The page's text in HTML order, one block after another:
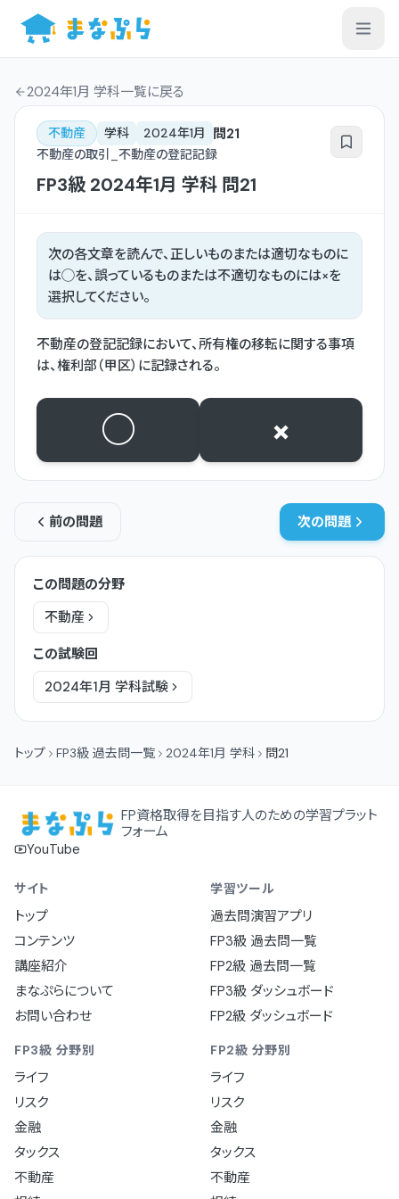
2024年1月 学科一覧に戻る
不動産 学科 2024年1月 問21
不動産の取引_不動産の登記記録
FP3級 2024年1月 学科 問21
次の各文章を読んで、正しいものまたは適切なものに
は◯を、誤っているものまたは不適切なものには×を
選択してください。
不動産の登記記録において、所有権の移転に関する事項
は、権利部（甲区）に記録される。
○ ×
前の問題 次の問題
この問題の分野
不動産
この試験回
2024年1月 学科試験
トップ FP3級 過去問一覧 2024年1月 学科 問21
FP資格取得を目指す人のための学習プラット
フォーム
YouTube
サイト
トップ
コンテンツ
講座紹介
まなぷらについて
お問い合わせ
学習ツール
過去問演習アプリ
FP3級 過去問一覧
FP2級 過去問一覧
FP3級 ダッシュボード
FP2級 ダッシュボード
FP3級 分野別
ライフ
リスク
金融
タックス
不動産
FP2級 分野別
ライフ
リスク
金融
タックス
不動産